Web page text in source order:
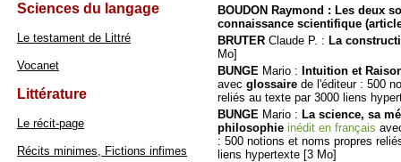
Sciences du langage
Le testament de Littré
Vocanet
Littérature
Le récit-page
Récits minimes, Fictions infimes
BOUDON Raymond : Les deux
connaissance scientifique
BRUTER Claude P. : La
Mo]
BUNGE Mario : Intuition et
avec glossaire de l'éditeur : 500
reliés au texte par 3000 liens
BUNGE Mario : La science, sa
philosophie inédit en français
: 500 notions et noms propres
liens hypertexte [3 Mo]